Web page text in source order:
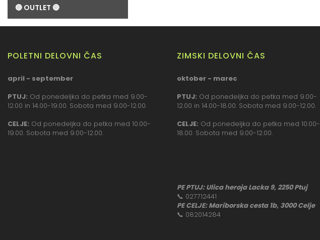
🔴 OUTLET 🔴
POLETNI DELOVNI ČAS
april - september
PTUJ: Od ponedeljka do petka med 9.00-
12.00 in 14.00-19.00. Sobota med 9.00-12.00.
CELJE: Od ponedeljka do petka med 10.00-
19.00. Sobota med 9.00-12.00.
ZIMSKI DELOVNI ČAS
oktober - marec
PTUJ: Od ponedeljka do petka med 9.00-
12.00 in 14.00-18.00. Sobota med 9.00-12.00.
CELJE: Od ponedeljka do petka med 10.00-
18.00. Sobota med 9.00-12.00.
PE PTUJ: Ulica heroja Lacka 9, 2250 Ptuj
📞 027712441
PE CELJE: Mariborska cesta 1b, 3000 Celje
📞 082014284